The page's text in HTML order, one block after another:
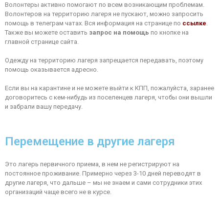
Волонтеры активно помогают по всем возникающим проблемам.
Волонтеров на территорию лагеря не пускают, можно запросить
помощь в телеграм чатах. Вся информация на странице по ссылке
Также вы можете оставить запрос на помощь по кнопке на
главной странице сайта.
Одежду на территорию лагеря запрещается передавать, поэтому
помощь оказывается адресно.
Если вы на карантине и не можете выйти к КПП, пожалуйста, заранее
договоритесь с кем-нибудь из поселенцев лагеря, чтобы они вышли
и забрали вашу передачу.
Перемещение в другие лагеря
Это лагерь первичного приема, в нем не регистрируют на
постоянное проживание. Примерно через 3-10 дней переводят в
другие лагеря, что дальше – мы не знаем и сами сотрудники этих
организаций чаще всего не в курсе.